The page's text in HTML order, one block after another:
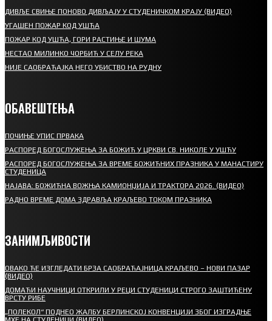
ДИВЉЕ СВИЊЕ ПОНОВО ДИВЉАЈУ У СТУДЕНИЧКОМ КРАЈУ (ВИДЕО)
УГАШЕН ПОЖАР КОД УШЋА
ПОЖАР КОД УШЋА, ГОРИ РАСТИЊЕ И ШУМА
НЕСТАО МИЛИНКО ЧОРБИЋ У СЕЛУ РЕКА
НИЈЕ САОБРАЋАЈКА НЕГО УБИСТВО НА РУДНУ
ОБАВЕШТЕЊА
ПОЧИЊЕ УПИС ПРВАКА
РАСПОРЕД БОГОСЛУЖЕЊА ЗА БОЖИЋ У ЦРКВИ СВ. НИКОЛЕ У УШЋУ
РАСПОРЕД БОГОСЛУЖЕЊА ЗА ВРЕМЕ БОЖИЋНИХ ПРАЗНИКА У МАНАСТИРУ
СТУДЕНИЦА
НАЈАВА: БОЖИЋНА ВОЖЊА КАМИОНЏИЈА И ТРАКТОРА 2026. (ВИДЕО)
РАДНО ВРЕМЕ ДОМА ЗДРАВЉА КРАЉЕВО ТОКОМ ПРАЗНИКА
ЗАНИМЉИВОСТИ
ОВАКО ЋЕ ИЗГЛЕДАТИ БРЗА САОБРАЋАЈНИЦА КРАЉЕВО – НОВИ ПАЗАР
(ВИДЕО)
ДОМАЋИ НАУЧНИЦИ ОТКРИЛИ У РЕЦИ СТУДЕНИЦИ СТРОГО ЗАШТИЋЕНУ
ВРСТУ РИБЕ
„ПОЛЕКОЛ“ ПОДНЕО ЖАЛБУ БЕРЛИНСКОЈ КОНВЕНЦИЈИ ЗБОГ ИЗГРАДЊЕ